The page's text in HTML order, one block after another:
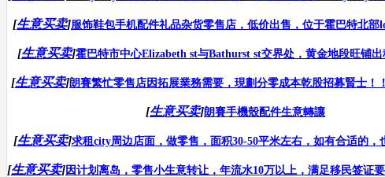
[生意买卖]服饰鞋包手机配件礼品杂货零售店，低价出售，位于霍巴特北部
[生意买卖]霍巴特市中心Elizabeth st与Bathurst st交界处，黄金地段旺铺
[生意买卖]朗賽繁忙零售店因拓展業務需要，現劃分零成本乾股招募賢士！
[生意买卖]朗賽手機殼配件生意轉讓
[生意买卖]求租city周边店面，做零售，面积30-50平米左右，如有合适的，
[生意买卖]因计划离岛，零售小生意转让，年流水10万以上，满足移民签证